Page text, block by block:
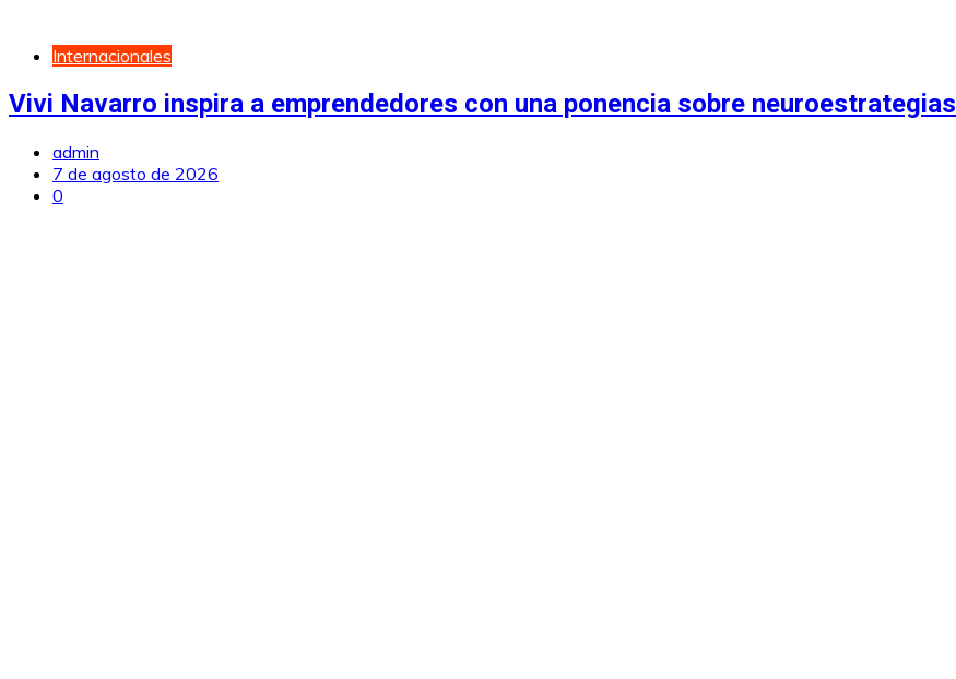
Internacionales
Vivi Navarro inspira a emprendedores con una ponencia sobre neuroestrategias
admin
7 de agosto de 2026
0